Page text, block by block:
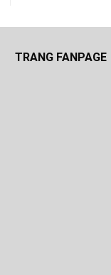
TRANG FANPAGE